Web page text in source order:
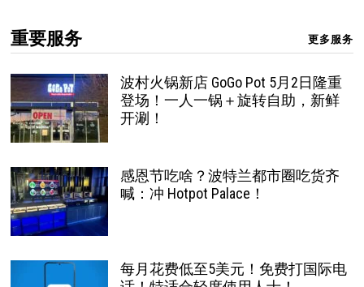
重要服务 更多服务
波村火锅新店 GoGo Pot 5月2日隆重
登场！一人一锅＋旋转自助，新鲜
开涮！
感恩节吃啥？波特兰都市圈吃货齐
喊：冲 Hotpot Palace！
每月花费低至5美元！免费打国际电